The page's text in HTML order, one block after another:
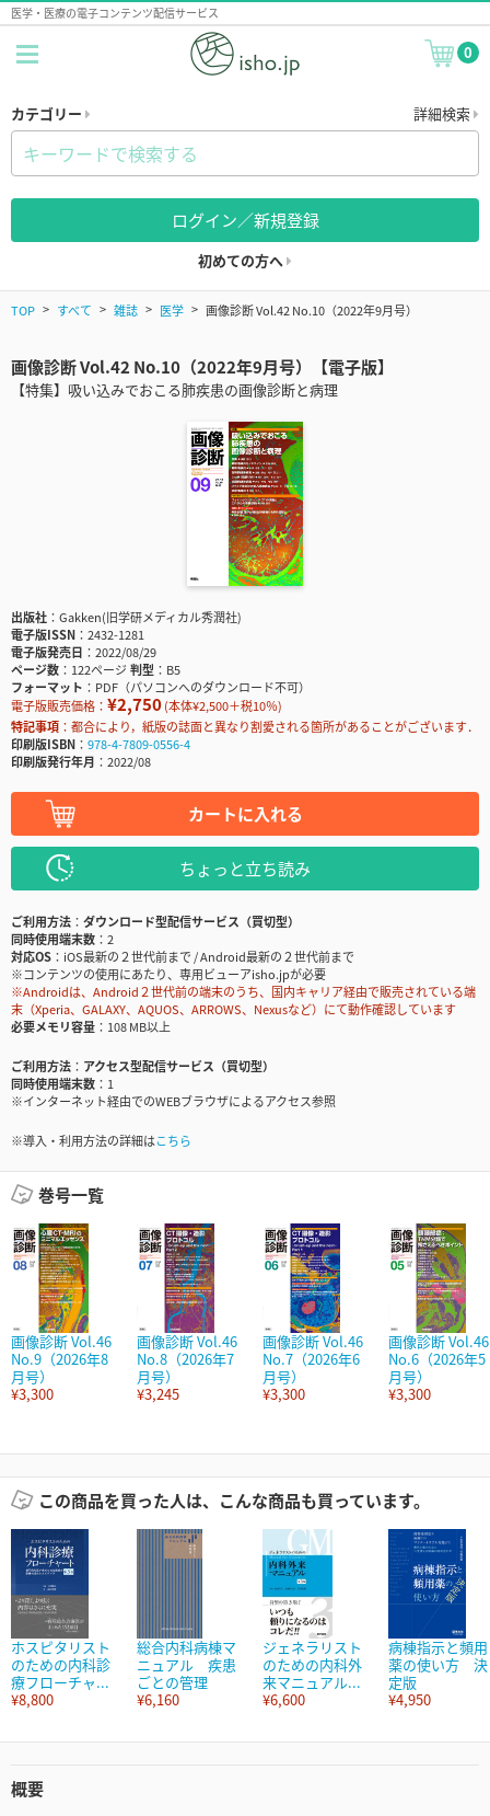
医学・医療の電子コンテンツ配信サービス
0
カテゴリー 詳細検索
ログイン／新規登録
初めての方へ
TOP すべて 雑誌 医学 画像診断 Vol.42 No.10（2022年9月号）
画像診断 Vol.42 No.10（2022年9月号）【電子版】
【特集】吸い込みでおこる肺疾患の画像診断と病理
出版社
Gakken(旧学研メディカル秀潤社)
電子版ISSN
2432-1281
電子版発売日
2022/08/29
ページ数
122ページ判型
B5
フォーマット
PDF（パソコンへのダウンロード不可）
電子版販売価格： ¥2,750(本体¥2,500＋税10％)
特記事項
都合により，紙版の誌面と異なり割愛される箇所があることがございます．
印刷版ISBN
978-4-7809-0556-4
印刷版発行年月
2022/08
カートに入れる
ちょっと立ち読み
ご利用方法
ダウンロード型配信サービス（買切型）
同時使用端末数
2
対応OS
iOS最新の２世代前まで / Android最新の２世代前まで
※コンテンツの使用にあたり、専用ビューアisho.jpが必要
※Androidは、Android２世代前の端末のうち、国内キャリア経由で販売されている端
末（Xperia、GALAXY、AQUOS、ARROWS、Nexusなど）にて動作確認しています
必要メモリ容量
108 MB以上
ご利用方法
アクセス型配信サービス（買切型）
同時使用端末数
1
※インターネット経由でのWEBブラウザによるアクセス参照
※導入・利用方法の詳細はこちら
巻号一覧
画像診断 Vol.46
No.9（2026年8
月号）
¥3,300
画像診断 Vol.46
No.8（2026年7
月号）
¥3,245
画像診断 Vol.46
No.7（2026年6
月号）
¥3,300
画像診断 Vol.46
No.6（2026年5
月号）
¥3,300
この商品を買った人は、こんな商品も買っています。
ホスピタリスト
のための内科診
療フローチャ...
¥8,800
総合内科病棟マ
ニュアル 疾患
ごとの管理
¥6,160
ジェネラリスト
のための内科外
来マニュアル...
¥6,600
病棟指示と頻用
薬の使い方 決
定版
¥4,950
概要